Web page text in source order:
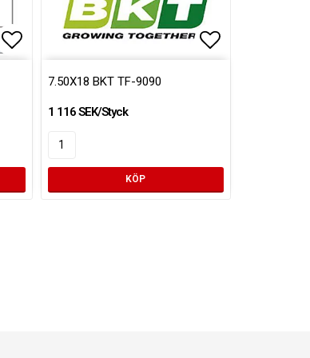
Lägg till i favoritlistan
7.50X18 BKT TF-9090
1 116 SEK/Styck
KÖP